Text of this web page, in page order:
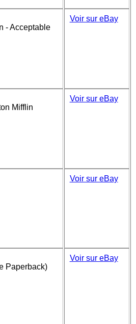
- Acceptable
Voir sur eBay
Mifflin
Voir sur eBay
Voir sur eBay
Paperback)
Voir sur eBay